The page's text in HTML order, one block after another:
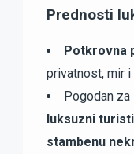
Prednosti
Potkrovna
privatnost, mir
Pogodan za
luksuzni
stambenu